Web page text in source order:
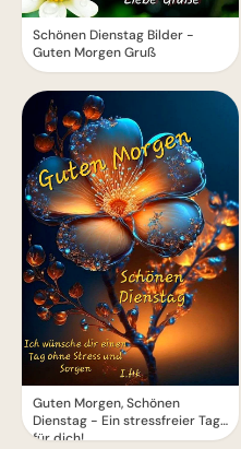
Schönen Dienstag Bilder -
Guten Morgen Gruß
Guten Morgen, Schönen
Dienstag - Ein stressfreier Tag
für dich!